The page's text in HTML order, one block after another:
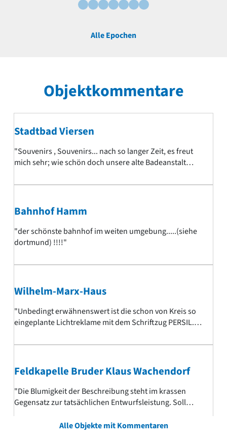
Alle Epochen
Objektkommentare
Stadtbad Viersen
"Souvenirs , Souvenirs... nach so langer Zeit, es freut
mich sehr; wie schön doch unsere alte Badeanstalt
und aussen" ja noch von vor 60 Jahren, mein Onkel
oben - als Hausmeister - und dann habe ich ja dort auch
Schwimmen gelernt und oft mit Winnie dort gespielt .
Ich habe sogar noch ein altes Foto aus den 50ern
davon.... Grüsse aus Südfrankreich.. Margret"
Bahnhof Hamm
"der schönste bahnhof im weiten umgebung.....(siehe
dortmund) !!!!"
Wilhelm-Marx-Haus
"Unbedingt erwähnenswert ist die schon von Kreis so
eingeplante Lichtreklame mit dem Schriftzug PERSIL.
verschwindet tagsüber hinter der Balustrade."
Feldkapelle Bruder Klaus Wachendorf
"Die Blumigkeit der Beschreibung steht im krassen
Gegensatz zur tatsächlichen Entwurfsleistung. Soll
solch hässlichen Klumpen schönzureden. Bleibt die
Alle Objekte mit Kommentaren